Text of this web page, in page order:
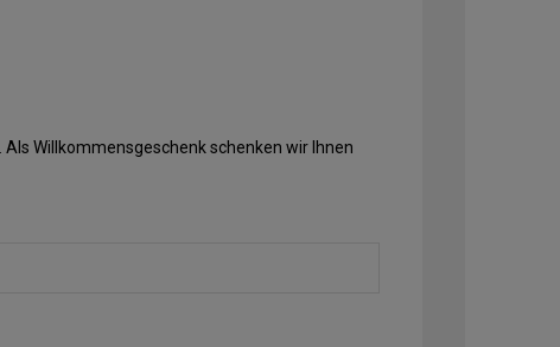
Willkommensgeschenk schenken wir Ihnen